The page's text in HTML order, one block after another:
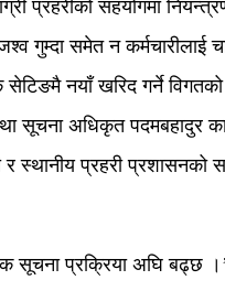
प्रहरीको सहयोगमा
गुम्दा समेत न कर्मचारीलाई
नयाँ खरिद गर्ने विगतको
सूचना अधिकृत पदमबहादुर
स्थानीय प्रहरी
सूचना प्रक्रिया अघि बढ्छ